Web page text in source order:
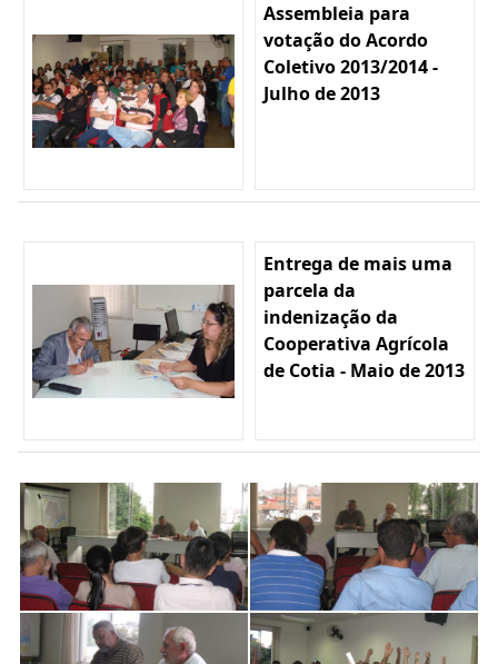
Assembleia para
votação do Acordo
Coletivo 2013/2014 -
Julho de 2013
Entrega de mais uma
parcela da
indenização da
Cooperativa Agrícola
de Cotia - Maio de 2013